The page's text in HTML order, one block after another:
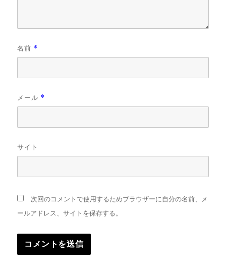
名前 *
メール *
サイト
次回のコメントで使用するためブラウザーに自分の名前、メ
ールアドレス、サイトを保存する。